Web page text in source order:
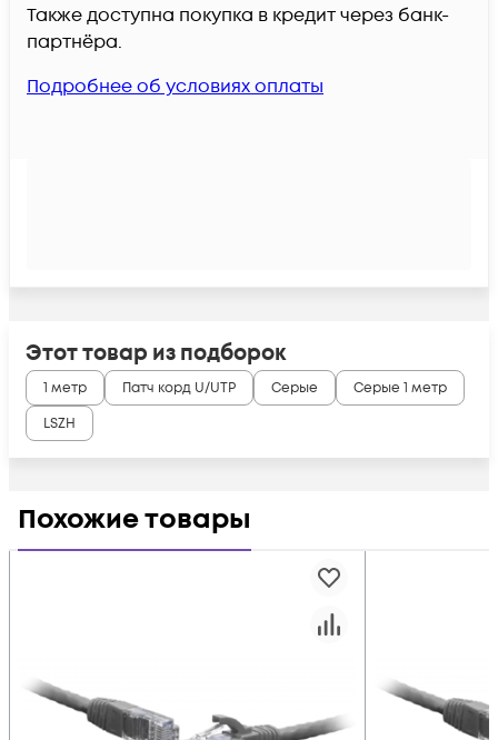
Также доступна покупка в кредит через банк-
партнёра.
Подробнее об условиях оплаты
Этот товар из подборок
1 метр Патч корд U/UTP Серые
Серые 1 метр
LSZH
Похожие товары